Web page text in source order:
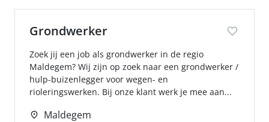
Grondwerker
Zoek jij een job als grondwerker in de regio
Maldegem? Wij zijn op zoek naar een grondwerker /
hulp-buizenlegger voor wegen- en
rioleringswerken. Bij onze klant werk je mee aan...
Maldegem